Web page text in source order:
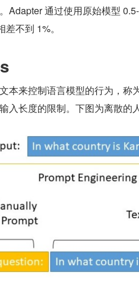
Adapter 通过使用原始模型
不到 1%。
本来控制语言模型的行为，称
入长度的限制。下图为离散的